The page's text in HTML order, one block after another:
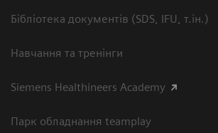
Бібліотека документів (SDS, IFU, т.ін.)
Навчання та тренінги
Siemens Healthineers Academy
Парк обладнання teamplay